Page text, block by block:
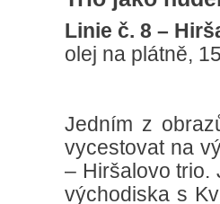
Linie č. 8 –
olej na plátně,
Jedním z
vycestovat na
– Hiršalovo trio.
východiska s